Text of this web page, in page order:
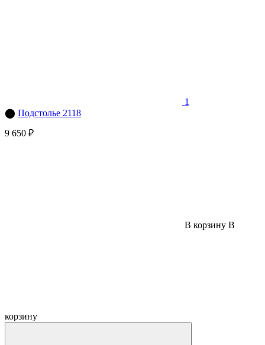
1
⬤ Подстолье 2118
9 650 ₽
В корзину В
корзину